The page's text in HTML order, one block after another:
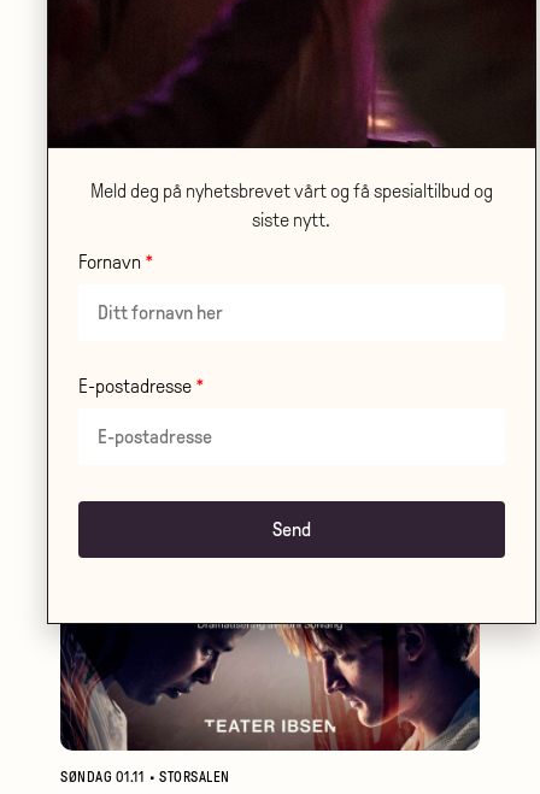
ONSDAG 21.10 •SANDEN SCENE
samtale mellom Axel Hellstenius og
SØNDAG 01.11 • STORSALEN
Meld deg på nyhetsbrevet vårt og få spesialtilbud og
siste nytt.
Fornavn
E-postadresse